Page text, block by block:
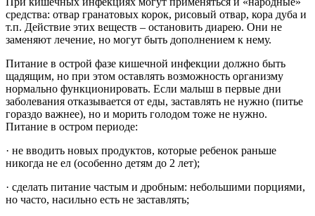
средства: отвар гранатовых корок, рисовый отвар, кора дуба и
т.п. Действие этих веществ – остановить диарею. Они не
заменяют лечение, но могут быть дополнением к нему.
Питание в острой фазе кишечной инфекции должно быть
щадящим, но при этом оставлять возможность организму
нормально функционировать. Если малыш в первые дни
заболевания отказывается от еды, заставлять не нужно (питье
гораздо важнее), но и морить голодом тоже не нужно.
Питание в остром периоде:
· не вводить новых продуктов, которые ребенок раньше
никогда не ел (особенно детям до 2 лет);
· сделать питание частым и дробным: небольшими порциями,
но часто, насильно есть не заставлять;